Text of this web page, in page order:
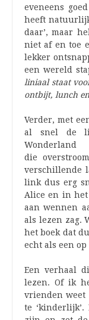
eveneens
heeft
daar’, maar
niet af en toe
lekker
een wereld
liniaal staat
ontbijt, lunch
Verder, met
al snel de
die
verschillende
link dus erg
Alice en in
aan wennen
als lezen zag.
het boek dat
echt als een
Een verhaal
lezen. Of ik
vrienden weet
te